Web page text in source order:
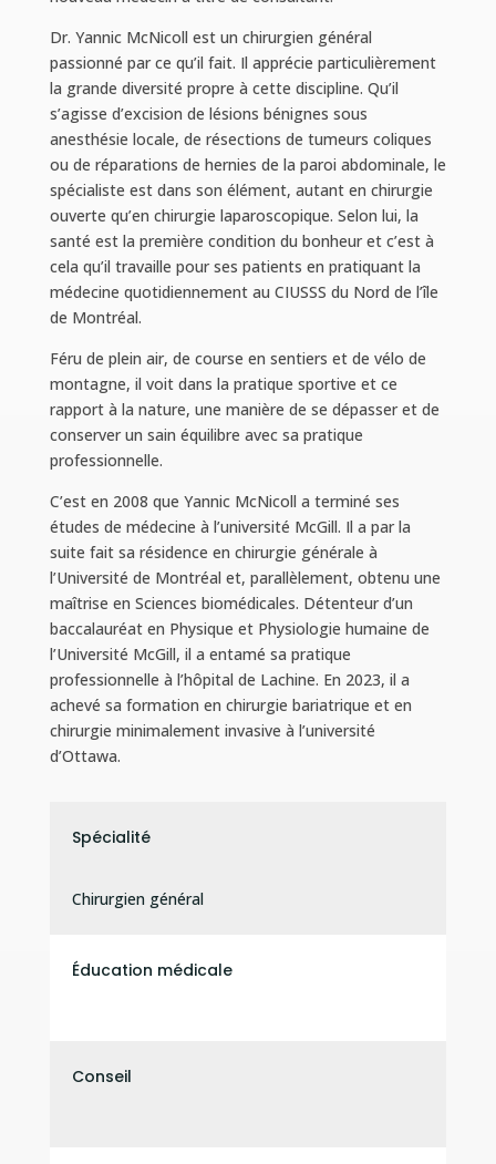
Dr. Yannic McNicoll est un chirurgien général
passionné par ce qu’il fait. Il apprécie particulièrement
la grande diversité propre à cette discipline. Qu’il
s’agisse d’excision de lésions bénignes sous
anesthésie locale, de résections de tumeurs coliques
ou de réparations de hernies de la paroi abdominale, le
spécialiste est dans son élément, autant en chirurgie
ouverte qu’en chirurgie laparoscopique. Selon lui, la
santé est la première condition du bonheur et c’est à
cela qu’il travaille pour ses patients en pratiquant la
médecine quotidiennement au CIUSSS du Nord de l’île
de Montréal.
Féru de plein air, de course en sentiers et de vélo de
montagne, il voit dans la pratique sportive et ce
rapport à la nature, une manière de se dépasser et de
conserver un sain équilibre avec sa pratique
professionnelle.
C’est en 2008 que Yannic McNicoll a terminé ses
études de médecine à l’université McGill. Il a par la
suite fait sa résidence en chirurgie générale à
l’Université de Montréal et, parallèlement, obtenu une
maîtrise en Sciences biomédicales. Détenteur d’un
baccalauréat en Physique et Physiologie humaine de
l’Université McGill, il a entamé sa pratique
professionnelle à l’hôpital de Lachine. En 2023, il a
achevé sa formation en chirurgie bariatrique et en
chirurgie minimalement invasive à l’université
d’Ottawa.
Spécialité
Chirurgien général
Éducation médicale
Conseil